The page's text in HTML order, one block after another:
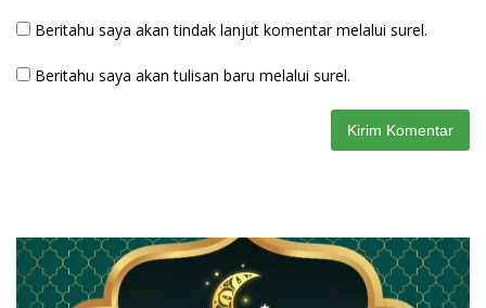
Beritahu saya akan tindak lanjut komentar melalui surel.
Beritahu saya akan tulisan baru melalui surel.